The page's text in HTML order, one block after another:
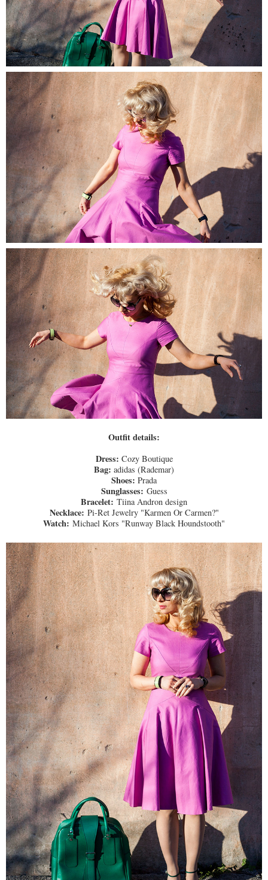
Outfit details:
Dress: Cozy Boutique
Bag: adidas (Rademar)
Shoes: Prada
Sunglasses: Guess
Bracelet: Tiina Andron design
Necklace: Pi-Ret Jewelry "Karmen Or Carmen?"
Watch: Michael Kors "Runway Black Houndstooth"